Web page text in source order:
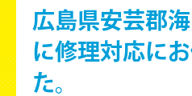
広島県安芸郡
に修理対応に
た。